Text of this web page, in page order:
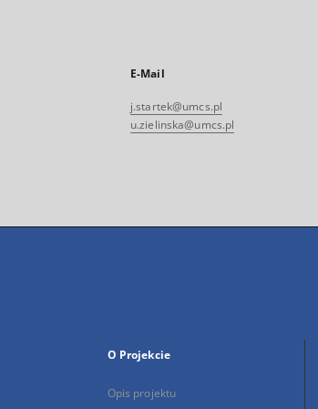
E-Mail
j.startek@umcs.pl
u.zielinska@umcs.pl
O Projekcie
Opis projektu